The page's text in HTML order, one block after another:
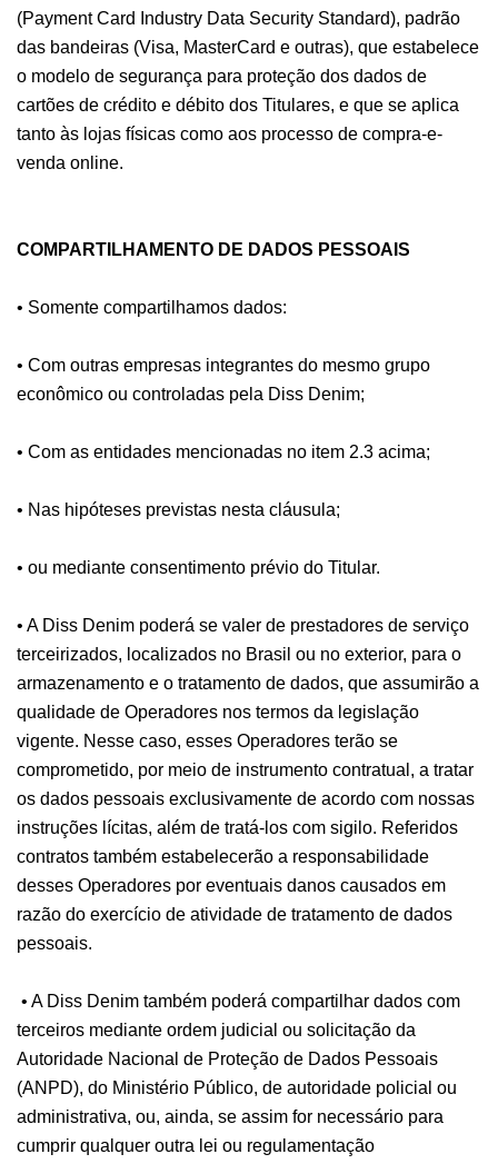
(Payment Card Industry Data Security Standard), padrão
das bandeiras (Visa, MasterCard e outras), que estabelece
o modelo de segurança para proteção dos dados de
cartões de crédito e débito dos Titulares, e que se aplica
tanto às lojas físicas como aos processo de compra-e-
venda online.
COMPARTILHAMENTO DE DADOS PESSOAIS
• Somente compartilhamos dados:
• Com outras empresas integrantes do mesmo grupo
econômico ou controladas pela Diss Denim;
• Com as entidades mencionadas no item 2.3 acima;
• Nas hipóteses previstas nesta cláusula;
• ou mediante consentimento prévio do Titular.
• A Diss Denim poderá se valer de prestadores de serviço
terceirizados, localizados no Brasil ou no exterior, para o
armazenamento e o tratamento de dados, que assumirão a
qualidade de Operadores nos termos da legislação
vigente. Nesse caso, esses Operadores terão se
comprometido, por meio de instrumento contratual, a tratar
os dados pessoais exclusivamente de acordo com nossas
instruções lícitas, além de tratá-los com sigilo. Referidos
contratos também estabelecerão a responsabilidade
desses Operadores por eventuais danos causados em
razão do exercício de atividade de tratamento de dados
pessoais.
• A Diss Denim também poderá compartilhar dados com
terceiros mediante ordem judicial ou solicitação da
Autoridade Nacional de Proteção de Dados Pessoais
(ANPD), do Ministério Público, de autoridade policial ou
administrativa, ou, ainda, se assim for necessário para
cumprir qualquer outra lei ou regulamentação